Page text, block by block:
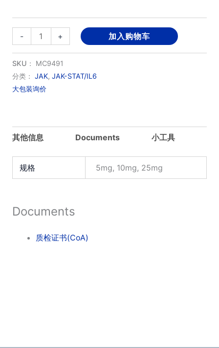
-
ZM
449829
数
量
+ 加入购物车
SKU： MC9491
分类： JAK, JAK-STAT/IL6
大包装询价
其他信息 Documents 小工具
规格 5mg, 10mg, 25mg
Documents
质检证书(CoA)